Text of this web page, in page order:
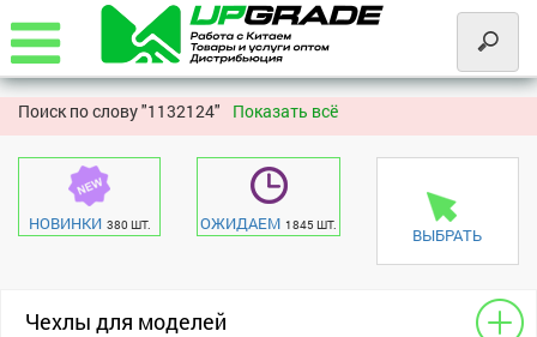
Поиск по слову "1132124" Показать всё
НОВИНКИ 380 ШТ. ОЖИДАЕМ 1845 ШТ. ВЫБРАТЬ
Чехлы для моделей